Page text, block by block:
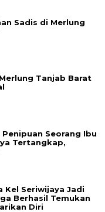
Sadis di Merlung
Tanjab Barat
Seorang Ibu
Tertangkap,
Kel Seriwijaya Jadi
Berhasil Temukan
Diri